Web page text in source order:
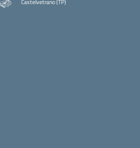
Castelvetrano (TP)